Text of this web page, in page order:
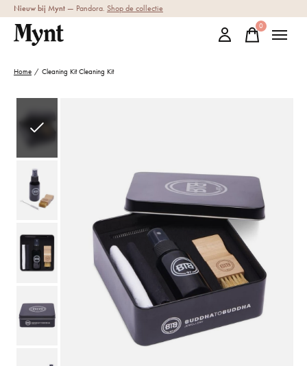
Nieuw bij Mynt — Pandora. Shop de collectie
0items
Home / Cleaning Kit Cleaning Kit